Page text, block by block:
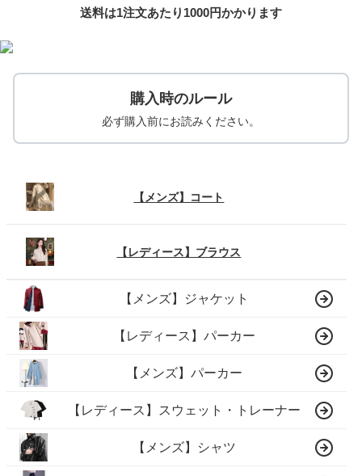
送料は1注文あたり 1000円かかります
購入時のルール
必ず購入前にお読みください。
【メンズ】コート
【レディース】ブラウス
【メンズ】ジャケット
【レディース】パーカー
【メンズ】パーカー
【レディース】スウェット・トレーナー
【メンズ】シャツ